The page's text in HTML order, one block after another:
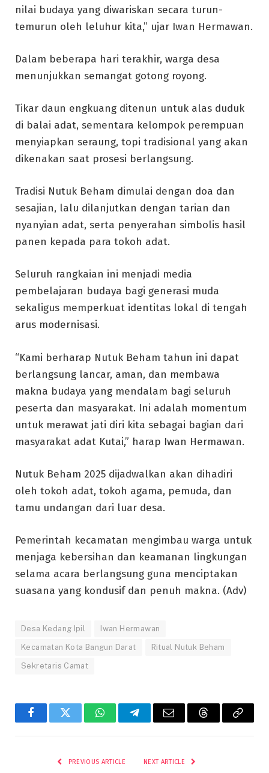
nilai budaya yang diwariskan secara turun-
temurun oleh leluhur kita,” ujar Iwan Hermawan.
Dalam beberapa hari terakhir, warga desa
menunjukkan semangat gotong royong.
Tikar daun engkuang ditenun untuk alas duduk
di balai adat, sementara kelompok perempuan
menyiapkan seraung, topi tradisional yang akan
dikenakan saat prosesi berlangsung.
Tradisi Nutuk Beham dimulai dengan doa dan
sesajian, lalu dilanjutkan dengan tarian dan
nyanyian adat, serta penyerahan simbolis hasil
panen kepada para tokoh adat.
Seluruh rangkaian ini menjadi media
pembelajaran budaya bagi generasi muda
sekaligus memperkuat identitas lokal di tengah
arus modernisasi.
“Kami berharap Nutuk Beham tahun ini dapat
berlangsung lancar, aman, dan membawa
makna budaya yang mendalam bagi seluruh
peserta dan masyarakat. Ini adalah momentum
untuk merawat jati diri kita sebagai bagian dari
masyarakat adat Kutai,” harap Iwan Hermawan.
Nutuk Beham 2025 dijadwalkan akan dihadiri
oleh tokoh adat, tokoh agama, pemuda, dan
tamu undangan dari luar desa.
Pemerintah kecamatan mengimbau warga untuk
menjaga kebersihan dan keamanan lingkungan
selama acara berlangsung guna menciptakan
suasana yang kondusif dan penuh makna. (Adv)
Desa Kedang Ipil Iwan Hermawan
Kecamatan Kota Bangun Darat Ritual Nutuk Beham
Sekretaris Camat
FacebookTwitter WhatsAppTelegramEmail ThreadsCopy
PREVIOUS ARTICLE NEXT ARTICLE